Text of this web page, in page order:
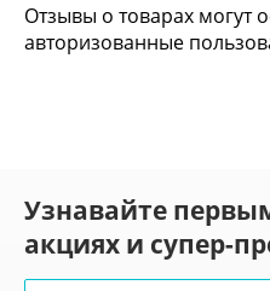
Отзывы о товарах могут
авторизованные
Узнавайте
акциях и супер-